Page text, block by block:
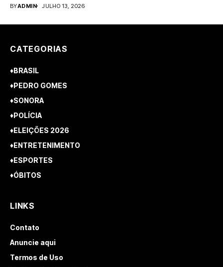
BYADMIN JULHO 13, 2026
CATEGORIAS
♦BRASIL
♦PEDRO GOMES
♦SONORA
♦POLÍCIA
♦ELEIÇÕES 2026
♦ENTRETENIMENTO
♦ESPORTES
♦ÓBITOS
LINKS
Contato
Anuncie aqui
Termos de Uso